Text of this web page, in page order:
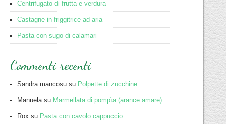
Centrifugato di frutta e verdura
Castagne in friggitrice ad aria
Pasta con sugo di calamari
Commenti recenti
Sandra mancosu su Polpette di zucchine
Manuela su Marmellata di pompìa (arance amare)
Rox su Pasta con cavolo cappuccio